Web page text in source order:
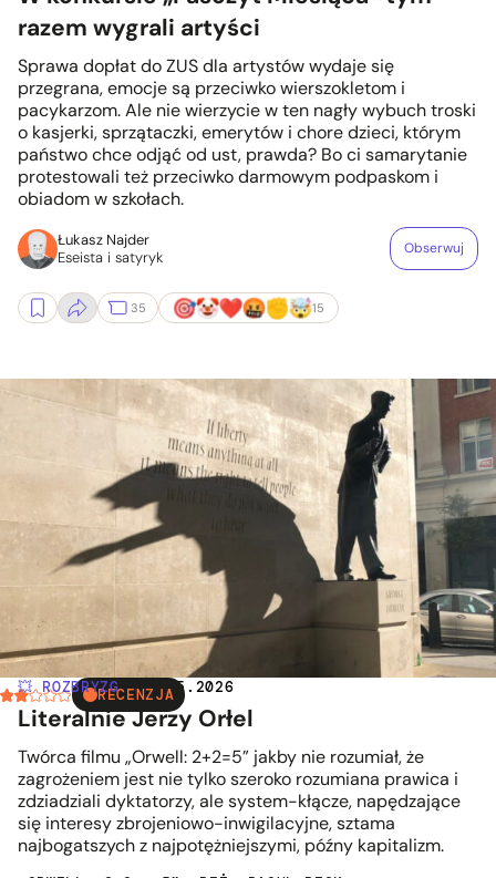
razem wygrali artyści
Sprawa dopłat do ZUS dla artystów wydaje się
przegrana, emocje są przeciwko wierszokletom i
pacykarzom. Ale nie wierzycie w ten nagły wybuch troski
o kasjerki, sprzątaczki, emerytów i chore dzieci, którym
państwo chce odjąć od ust, prawda? Bo ci samarytanie
protestowali też przeciwko darmowym podpaskom i
obiadom w szkołach.
Łukasz Najder
Eseista i satyryk
Obserwuj
35 15
RECENZJA
💥 ROZBRYZG| 23.05.2026
Literalnie Jerzy Orłel
Twórca filmu „Orwell: 2+2=5” jakby nie rozumiał, że
zagrożeniem jest nie tylko szeroko rozumiana prawica i
zdziadziali dyktatorzy, ale system-kłącze, napędzające
się interesy zbrojeniowo-inwigilacyjne, sztama
najbogatszych z najpotężniejszymi, późny kapitalizm.